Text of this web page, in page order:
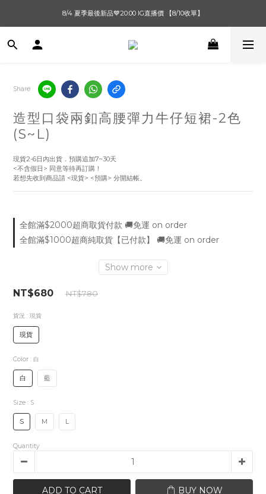
單筆滿$1000【先付款】 / 滿$2000【超取付款】 🚚免運費
8/4 夏季最後新品💙20:00 IG直播價 【8/10收單】
單筆滿$1000【先付款】 / 滿$2000【超取付款】 🚚免運費
Share
造型口袋兩釦高腰彈力牛仔短裙-2色
(S~L)
現貨2-6日內出貨．預購追加7~30天
<不含假日> 同意等待再訂購！
若想先收到商品請 <現貨> <預購> 分開結帳。
全館滿$2000超商取貨付款 🚚免運 on order
全館滿$1000超商純取貨【已付款】 🚚免運 on order
Show more
NT$680 NT$780
貨況 : 現貨
現貨
Color : 白
白 藍
Size : S
S M L
Quantity
ADD TO CART BUY NOW